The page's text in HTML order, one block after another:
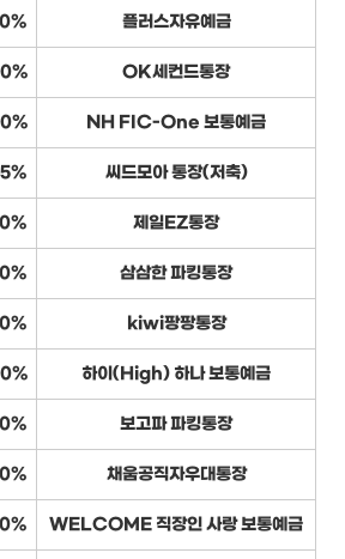
플러스자유예금
OK세컨드통장
NH FIC-One 보통예금
씨드모아 통장(저축)
제일EZ통장
삼삼한 파킹통장
kiwi팡팡통장
하이(High) 하나 보통예금
보고파 파킹통장
채움공직자우대통장
WELCOME 직장인 사랑 보통예금